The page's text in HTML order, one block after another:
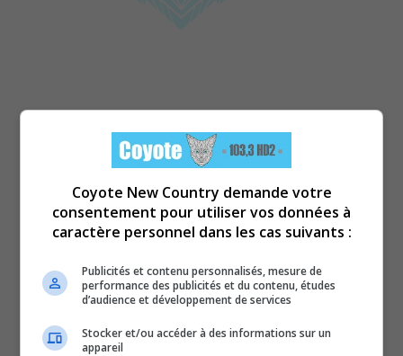
Coyote New Country demande votre
consentement pour utiliser vos données à
caractère personnel dans les cas suivants :
Publicités et contenu personnalisés, mesure de
performance des publicités et du contenu, études
d’audience et développement de services
Stocker et/ou accéder à des informations sur un
appareil